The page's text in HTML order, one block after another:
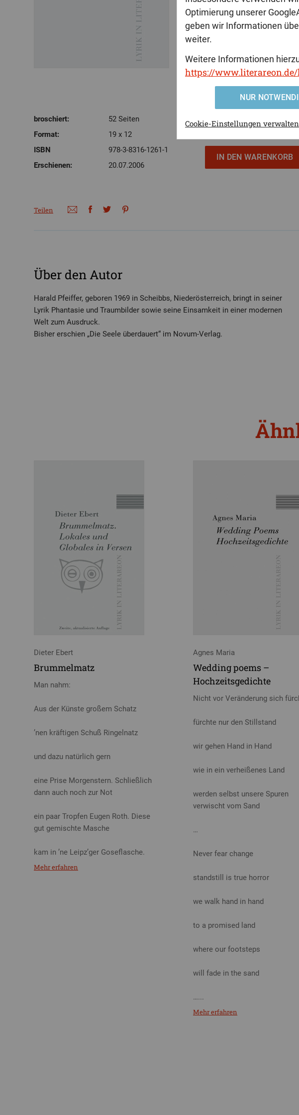
Optimierung unserer
geben wir Informationen
weiter.
Weitere Informationen
https://
NUR
Cookie-Einstellungen verwalten
broschiert:
52 Seiten
Format:
19 x 12
ISBN
978-3-8316-1261-1
Erschienen:
20.07.2006
9,95 €
Teilen
Über den Autor
Harald Pfeiffer, geboren 1969 in Scheibbs, Niederösterreich, bringt in seiner
Lyrik Phantasie und Traumbilder sowie seine Einsamkeit in einer modernen
Welt zum Ausdruck.
Bisher erschien „Die Seele überdauert“ im Novum-Verlag.
Dieter Ebert
Brummelmatz
Man nahm:
Aus der Künste großem Schatz
’nen kräftigen Schuß Ringelnatz
und dazu natürlich gern
eine Prise Morgenstern. Schließlich
dann auch noch zur Not
ein paar Tropfen Eugen Roth. Diese
gut gemischte Masche
kam in ’ne Leipz’ger Goseflasche.
Mehr erfahren
Agnes Maria
Wedding poems –
Hochzeitsgedichte
Nicht vor Veränderung sich
fürchte nur den Stillstand
wir gehen Hand in Hand
wie in ein verheißenes Land
werden selbst unsere Spuren
verwischt vom Sand
…
Never fear change
standstill is true horror
we walk hand in hand
to a promised land
where our footsteps
will fade in the sand
…...
Mehr erfahren